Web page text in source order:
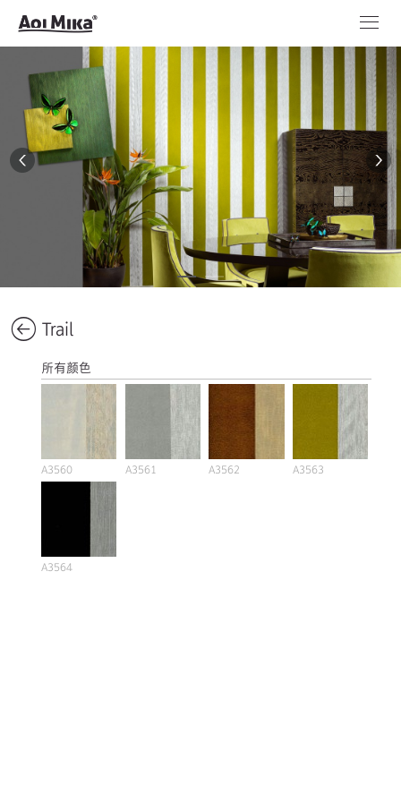
Trail
所有颜色
A3560 A3561 A3562 A3563
A3564